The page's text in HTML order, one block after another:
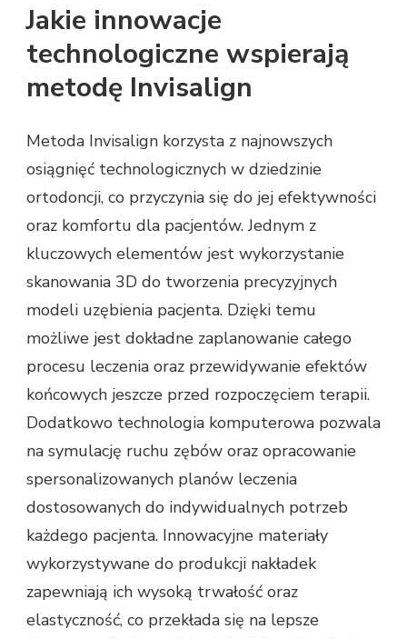
Jakie innowacje
technologiczne wspierają
metodę Invisalign
Metoda Invisalign korzysta z najnowszych
osiągnięć technologicznych w dziedzinie
ortodoncji, co przyczynia się do jej efektywności
oraz komfortu dla pacjentów. Jednym z
kluczowych elementów jest wykorzystanie
skanowania 3D do tworzenia precyzyjnych
modeli uzębienia pacjenta. Dzięki temu
możliwe jest dokładne zaplanowanie całego
procesu leczenia oraz przewidywanie efektów
końcowych jeszcze przed rozpoczęciem terapii.
Dodatkowo technologia komputerowa pozwala
na symulację ruchu zębów oraz opracowanie
spersonalizowanych planów leczenia
dostosowanych do indywidualnych potrzeb
każdego pacjenta. Innowacyjne materiały
wykorzystywane do produkcji nakładek
zapewniają ich wysoką trwałość oraz
elastyczność, co przekłada się na lepsze